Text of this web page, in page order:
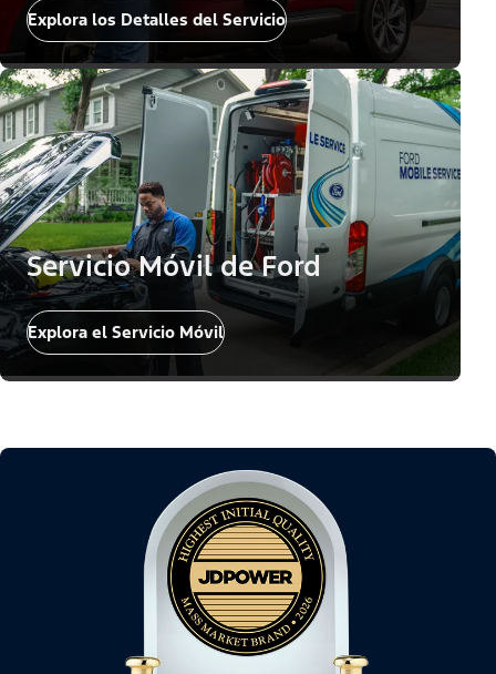
Explora los Detalles del Servicio
Servicio Móvil de Ford
Explora el Servicio Móvil